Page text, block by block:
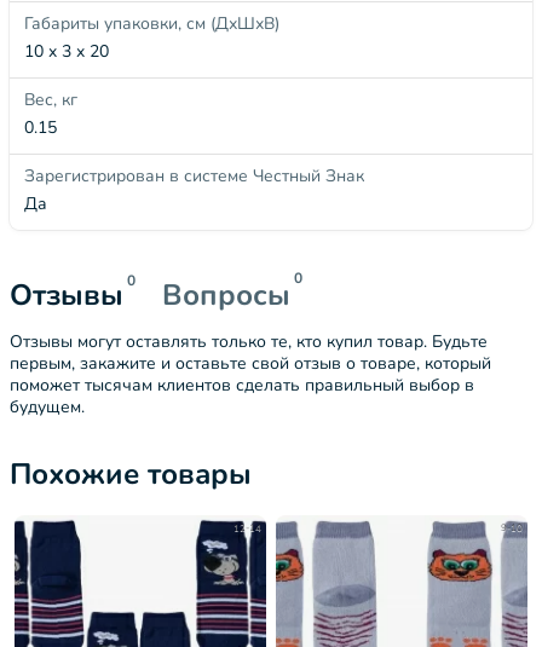
Габариты упаковки, см (ДхШхВ)
10 x 3 x 20
Вес, кг
0.15
Зарегистрирован в системе Честный Знак
Да
Отзывы 0 Вопросы 0
Отзывы могут оставлять только те, кто купил товар. Будьте
первым, закажите и оставьте свой отзыв о товаре, который
поможет тысячам клиентов сделать правильный выбор в
будущем.
Похожие товары
12-14 9-10